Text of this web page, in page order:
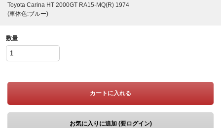
Toyota Carina HT 2000GT RA15-MQ(R) 1974
(車体色:ブルー)
数量
カートに入れる
お気に入りに追加 (要ログイン)